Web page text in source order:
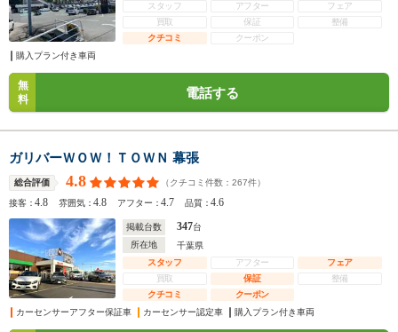
スタッフ
アフター
フェア
買取
保証
整備
クチコミ
クーポン
購入プラン付き車両
無
料
電話する
ガリバーＷＯＷ！ＴＯＷＮ 幕張
総合評価 4.8 （クチコミ件数： 267件）
接客：4.8 雰囲気：4.8 アフター：4.7 品質：4.6
掲載台数 347台
所在地
千葉県
スタッフ
アフター
フェア
買取
保証
整備
クチコミ
クーポン
カーセンサーアフター保証車
カーセンサー認定車 購入プラン付き車両